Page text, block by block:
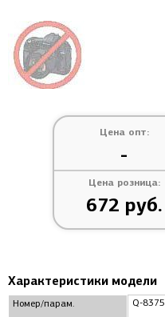
Цена опт:
-
Цена розница:
672 руб.
Характеристики модели
Номер/парам. Q-8375